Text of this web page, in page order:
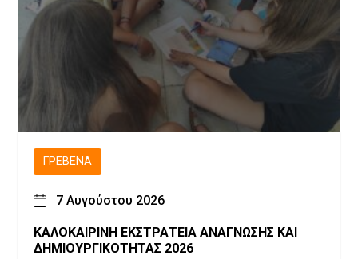
ΓΡΕΒΕΝΆ
7 Αυγούστου 2026
ΚΑΛΟΚΑΙΡΙΝΗ ΕΚΣΤΡΑΤΕΙΑ ΑΝΑΓΝΩΣΗΣ ΚΑΙ
ΔΗΜΙΟΥΡΓΙΚΟΤΗΤΑΣ 2026